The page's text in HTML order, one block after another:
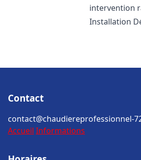
intervention
Installation
Contact
contact@chaudiereprofessionnel-
Accueil Informations